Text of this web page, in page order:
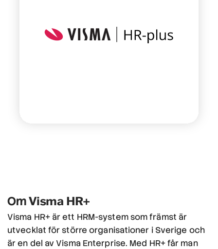
OmVisma HR+
Visma HR+ är ett HRM-system som främst är
utvecklat för större organisationer i Sverige och
är en del av Visma Enterprise. Med HR+ får man